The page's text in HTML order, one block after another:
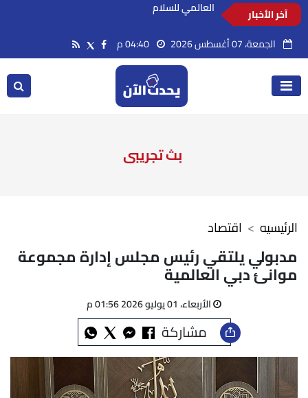
آخر الأخبار
وزير التعليم يشارك في مؤتمر رؤساء الجامعات
الجمعة، 07 أغسطس 2026
بث تجريبى
اقتصاد الرئيسيه
مدبولي يلتقي رئيس مجلس إدارة مجموعة
موانئ دبي العالمية
الأربعاء، 01 يوليو 2026 01:56 م
مشاركة